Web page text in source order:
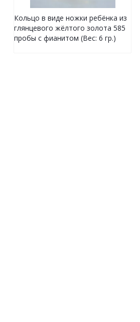
Кольцо в виде ножки ребёнка из
глянцевого жёлтого золота 585
пробы с фианитом (Вес: 6 гр.)